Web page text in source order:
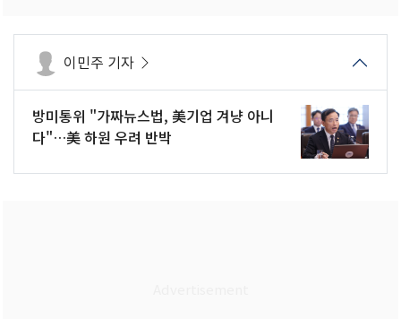
이민주 기자
방미통위 "가짜뉴스법, 美기업 겨냥 아니
다"…美 하원 우려 반박